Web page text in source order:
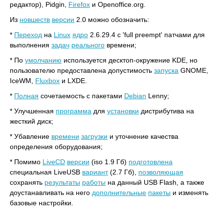
редактор), Pidgin, Firefox и Openoffice.org.
Из новшеств версии 2.0 можно обозначить:
* Переход на Linux ядро 2.6.29.4 с 'full preempt' патчами для
выполнения задач реального времени;
* По умолчанию используется десктоп-окружение KDE, но
пользователю предоставлена допустимость запуска GNOME,
IceWM, Fluxbox и LXDE.
* Полная сочетаемость с пакетами Debian Lenny;
* Улучшенная программа для установки дистрибутива на
жесткий диск;
* Убавление времени загрузки и уточнение качества
определения оборудования;
* Помимо LiveCD версии (iso 1.9 Гб) подготовлена
специальная LiveUSB вариант(2.7 Гб), позволяющая
сохранять результаты работы на данный USB Flash, а также
доустанавливать на него дополнительные пакеты и изменять
базовые настройки.